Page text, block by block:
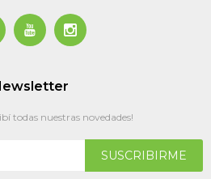
 
todas nuestras novedades!
SUSCRIBIRME